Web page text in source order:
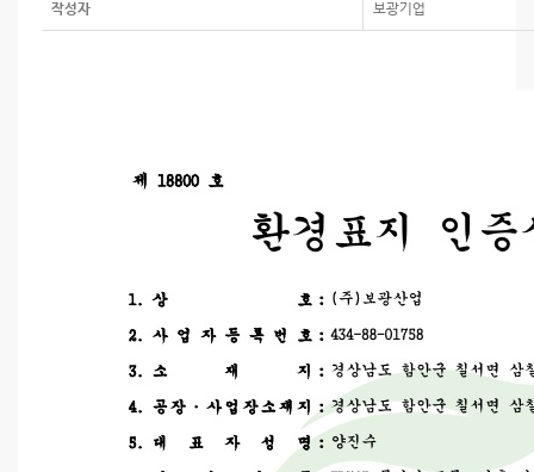
작성자 보광기업